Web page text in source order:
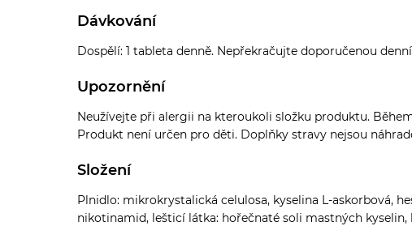
Dávkování
Dospělí: 1 tableta denně. Nepřekračujte doporučenou
Upozornění
Neužívejte při alergii na kteroukoli složku produktu.
Produkt není určen pro děti. Doplňky stravy nejsou
Složení
Plnidlo: mikrokrystalická celulosa, kyselina L-askorbová,
nikotinamid, lešticí látka: hořečnaté soli mastných